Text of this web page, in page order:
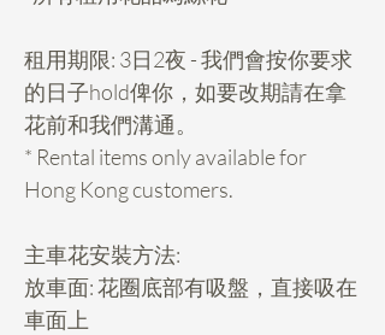
租用期限: 3日2夜 - 我們會按你要求
的日子hold俾你，如要改期請在拿
花前和我們溝通。
* Rental items only available for
Hong Kong customers.
主車花安裝方法:
放車面: 花圈底部有吸盤，直接吸在
車面上